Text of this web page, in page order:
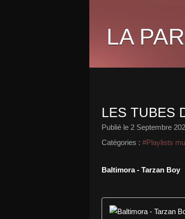
LA
LES TUBES
Publié le 2 Septembre
Catégories : #Playlists
Baltimora - Tarzan Boy